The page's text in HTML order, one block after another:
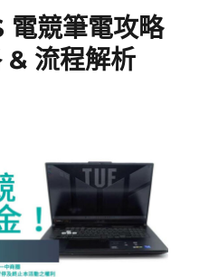
電競筆電攻略
& 流程解析